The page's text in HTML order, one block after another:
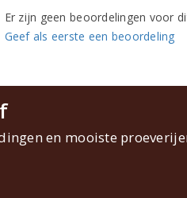
Er zijn geen beoordelingen voor
Geef als eerste een beoordeling
en mooiste